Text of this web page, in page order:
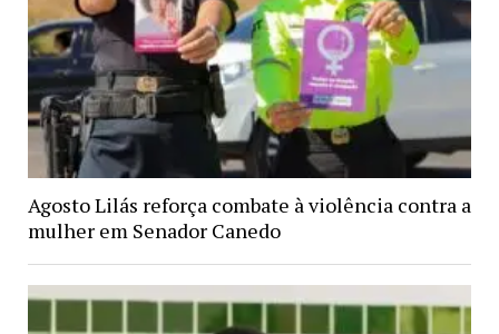
Agosto Lilás reforça combate à violência contra a
mulher em Senador Canedo